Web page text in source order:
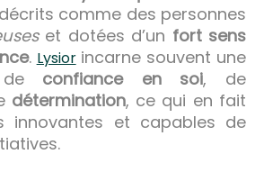
comme des personnes
et dotées d’un fort sens
. Lysiorincarne souvent une
de confiance en soi, de
détermination, ce qui en fait
innovantes et capables de